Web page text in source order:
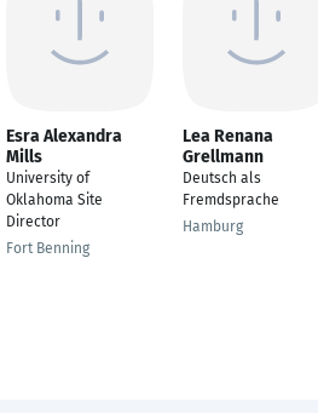
Esra Alexandra
Mills
University of
Oklahoma Site
Director
Fort Benning
Lea Renana
Grellmann
Deutsch als
Fremdsprache
Hamburg